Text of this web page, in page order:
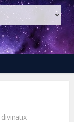
divinatix